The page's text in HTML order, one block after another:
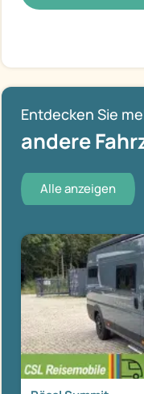
Entdecken Sie
andere
Alle anzeigen